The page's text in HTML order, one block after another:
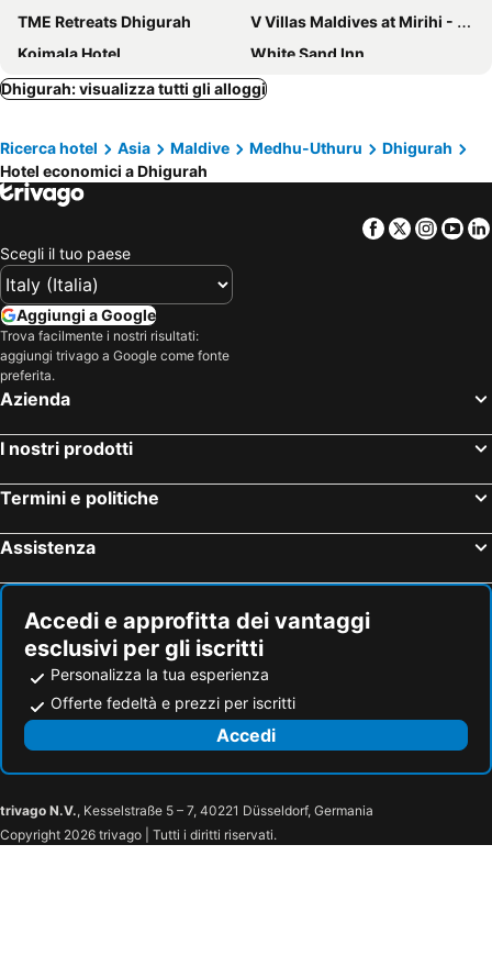
TME Retreats Dhigurah
V Villas Maldives at Mirihi - MGallery Collection
Koimala Hotel
White Sand Inn
Endheri Sunset Dhangethi
Athiri Beach Maldives
White Tern Maldives
Atollkey
Sands Grand Hotel
Dive and Sleep - All Inclusive Diving Guesthouse - 3 Dives per day
Lonuhiri at Dhigurah
Oasis Dhigurah
Horizon Dhigurah
Azul Retreat
Dhiguveli Breeze
Oi Beach
South Ari Dive Center
LOFT Maldives
Daisy Cottage Dhangethi
Dhonfalhu Dhigurah
Maaniya Residence
Randheli Inn
Dhigurah: visualizza tutti gli alloggi
Ricerca hotel Asia Maldive Medhu-Uthuru
Dhigurah
Hotel economici a Dhigurah
Facebook
Twitter
Scegli il tuo paese
Aggiungi a Google
Trova facilmente i nostri risultati:
aggiungi trivago a Google come fonte
preferita.
Azienda
I nostri prodotti
Termini e politiche
Assistenza
Accedi e approfitta dei vantaggi
esclusivi per gli iscritti
Personalizza la tua esperienza
Offerte fedeltà e prezzi per iscritti
Accedi
trivago N.V., Kesselstraße 5 – 7, 40221 Düsseldorf, Germania
Copyright 2026 trivago | Tutti i diritti riservati.